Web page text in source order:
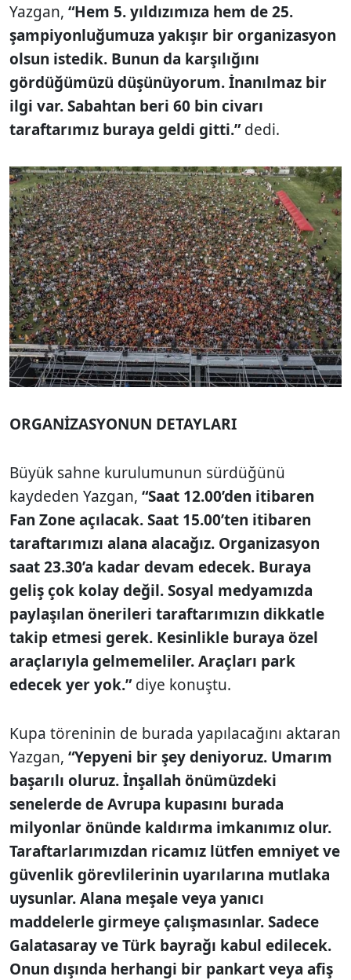
Yazgan, “Hem 5. yıldızımıza hem de 25.
şampiyonluğumuza yakışır bir organizasyon
olsun istedik. Bunun da karşılığını
gördüğümüzü düşünüyorum. İnanılmaz bir
ilgi var. Sabahtan beri 60 bin civarı
taraftarımız buraya geldi gitti.”dedi.
ORGANİZASYONUN DETAYLARI
Büyük sahne kurulumunun sürdüğünü
kaydeden Yazgan, “Saat 12.00’den itibaren
Fan Zone açılacak. Saat 15.00’ten itibaren
taraftarımızı alana alacağız. Organizasyon
saat 23.30’a kadar devam edecek. Buraya
geliş çok kolay değil. Sosyal medyamızda
paylaşılan önerileri taraftarımızın dikkatle
takip etmesi gerek. Kesinlikle buraya özel
araçlarıyla gelmemeliler. Araçları park
edecek yer yok.”diye konuştu.
Kupa töreninin de burada yapılacağını aktaran
Yazgan, “Yepyeni bir şey deniyoruz. Umarım
başarılı oluruz. İnşallah önümüzdeki
senelerde de Avrupa kupasını burada
milyonlar önünde kaldırma imkanımız olur.
Taraftarlarımızdan ricamız lütfen emniyet ve
güvenlik görevlilerinin uyarılarına mutlaka
uysunlar. Alana meşale veya yanıcı
maddelerle girmeye çalışmasınlar. Sadece
Galatasaray ve Türk bayrağı kabul edilecek.
Onun dışında herhangi bir pankart veya afiş